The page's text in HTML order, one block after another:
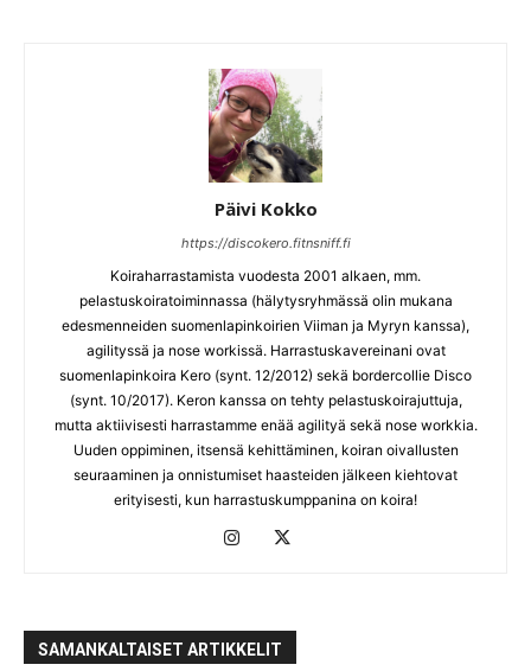
Päivi Kokko
https://discokero.fitnsniff.fi
Koiraharrastamista vuodesta 2001 alkaen, mm.
pelastuskoiratoiminnassa (hälytysryhmässä olin mukana
edesmenneiden suomenlapinkoirien Viiman ja Myryn kanssa),
agilityssä ja nose workissä. Harrastuskavereinani ovat
suomenlapinkoira Kero (synt. 12/2012) sekä bordercollie Disco
(synt. 10/2017). Keron kanssa on tehty pelastuskoirajuttuja,
mutta aktiivisesti harrastamme enää agilityä sekä nose workkia.
Uuden oppiminen, itsensä kehittäminen, koiran oivallusten
seuraaminen ja onnistumiset haasteiden jälkeen kiehtovat
erityisesti, kun harrastuskumppanina on koira!
SAMANKALTAISET ARTIKKELIT